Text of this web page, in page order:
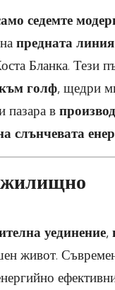
седемте
предната
Бланка. Тези
голф, щедри
пазара в
слънчевата
жилищно
уединение,
живот.